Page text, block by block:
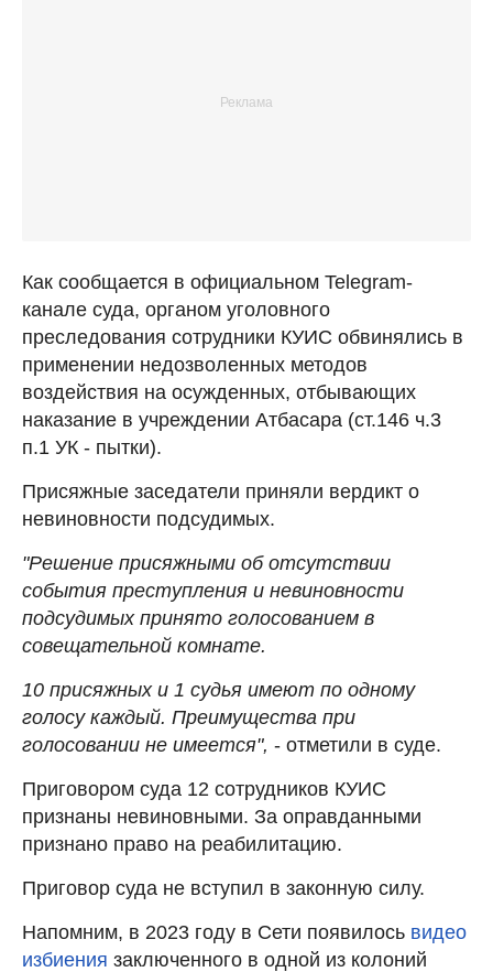
Как сообщается в официальном Telegram-
канале суда, органом уголовного
преследования сотрудники КУИС обвинялись в
применении недозволенных методов
воздействия на осужденных, отбывающих
наказание в учреждении Атбасара (ст.146 ч.3
п.1 УК - пытки).
Присяжные заседатели приняли вердикт о
невиновности подсудимых.
"Решение присяжными об отсутствии
события преступления и невиновности
подсудимых принято голосованием в
совещательной комнате.
10 присяжных и 1 судья имеют по одному
голосу каждый. Преимущества при
голосовании не имеется", - отметили в суде.
Приговором суда 12 сотрудников КУИС
признаны невиновными. За оправданными
признано право на реабилитацию.
Приговор суда не вступил в законную силу.
Напомним, в 2023 году в Сети появилось видео
избиения заключенного в одной из колоний